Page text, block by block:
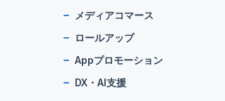
メディアコマース
ロールアップ
Appプロモーション
DX・AI支援